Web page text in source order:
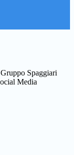
Spaggiari
Media